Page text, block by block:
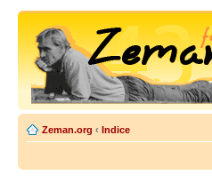
Zeman.org ‹ Indice